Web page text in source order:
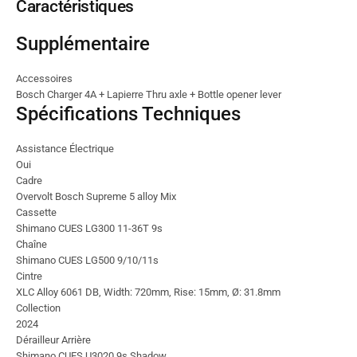
Caractéristiques
Supplémentaire
Accessoires
Bosch Charger 4A + Lapierre Thru axle + Bottle opener lever
Spécifications Techniques
Assistance Électrique
Oui
Cadre
Overvolt Bosch Supreme 5 alloy Mix
Cassette
Shimano CUES LG300 11-36T 9s
Chaîne
Shimano CUES LG500 9/10/11s
Cintre
XLC Alloy 6061 DB, Width: 720mm, Rise: 15mm, Ø: 31.8mm
Collection
2024
Dérailleur Arrière